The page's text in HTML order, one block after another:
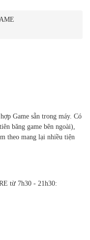
Game sẵn trong máy. Có
băng game bên ngoài),
theo mang lại nhiều tiện
từ 7h30 - 21h30: